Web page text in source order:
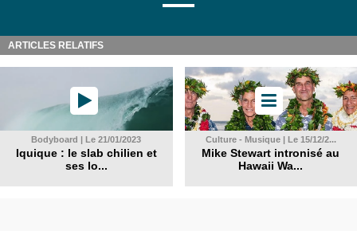
ARTICLES RELATIFS
Bodyboard | Le 21/01/2023
Iquique : le slab chilien et
ses lo...
Culture - Musique | Le 15/12/2...
Mike Stewart intronisé au
Hawaii Wa...